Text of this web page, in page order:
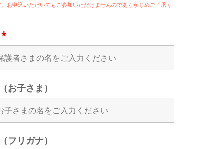
お申込いただいてもご参加いただけませんのであらかじめご了承く
*
お子さま）
フリガナ）